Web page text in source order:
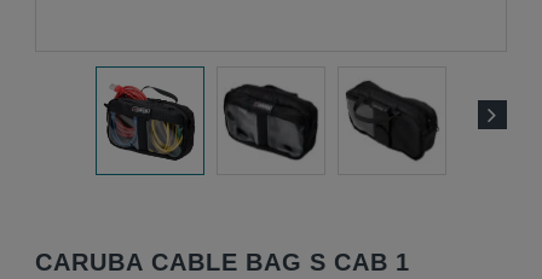
CARUBA CABLE BAG S CAB 1